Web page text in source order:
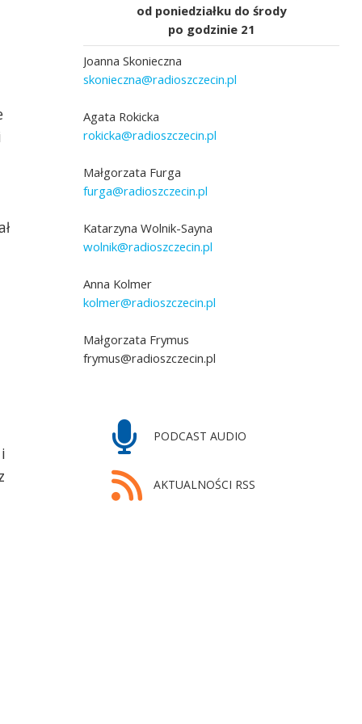
od poniedziałku do środy
po godzinie 21
Joanna Skonieczna
skonieczna@radioszczecin.pl
Agata Rokicka
rokicka@radioszczecin.pl
Małgorzata Furga
furga@radioszczecin.pl
Katarzyna Wolnik-Sayna
wolnik@radioszczecin.pl
Anna Kolmer
kolmer@radioszczecin.pl
Małgorzata Frymus
frymus@radioszczecin.pl
PODCAST AUDIO
AKTUALNOŚCI RSS